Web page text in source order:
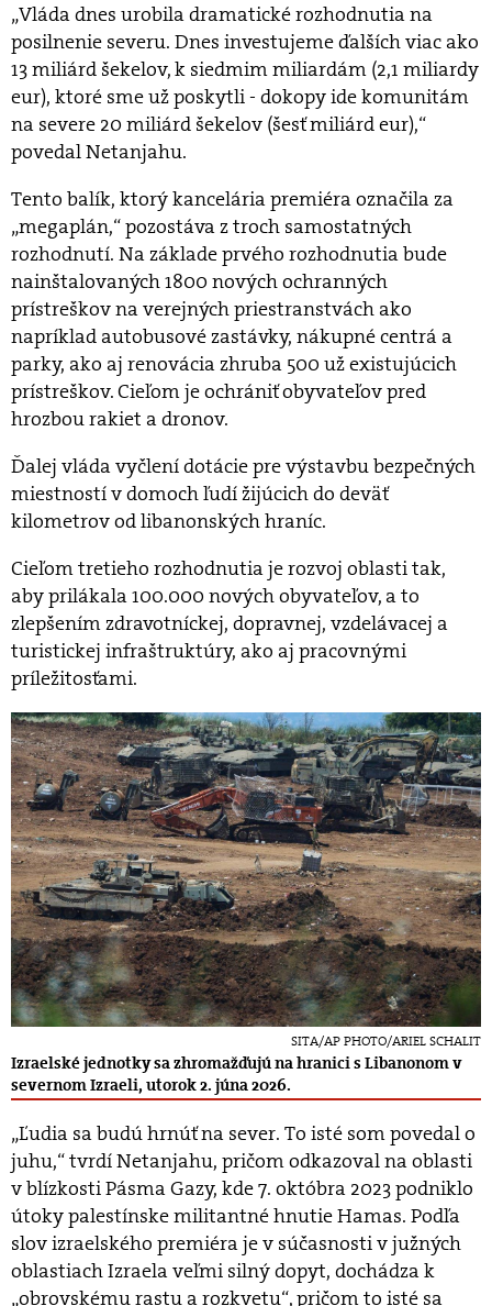
„Vláda dnes urobila dramatické rozhodnutia na
posilnenie severu. Dnes investujeme ďalších viac ako
13 miliárd šekelov, k siedmim miliardám (2,1 miliardy
eur), ktoré sme už poskytli - dokopy ide komunitám
na severe 20 miliárd šekelov (šesť miliárd eur),“
povedal Netanjahu.
Tento balík, ktorý kancelária premiéra označila za
„megaplán,“ pozostáva z troch samostatných
rozhodnutí. Na základe prvého rozhodnutia bude
nainštalovaných 1800 nových ochranných
prístreškov na verejných priestranstvách ako
napríklad autobusové zastávky, nákupné centrá a
parky, ako aj renovácia zhruba 500 už existujúcich
prístreškov. Cieľom je ochrániť obyvateľov pred
hrozbou rakiet a dronov.
Ďalej vláda vyčlení dotácie pre výstavbu bezpečných
miestností v domoch ľudí žijúcich do deväť
kilometrov od libanonských hraníc.
Cieľom tretieho rozhodnutia je rozvoj oblasti tak,
aby prilákala 100.000 nových obyvateľov, a to
zlepšením zdravotníckej, dopravnej, vzdelávacej a
turistickej infraštruktúry, ako aj pracovnými
príležitosťami.
SITA/AP PHOTO/ARIEL SCHALIT
Izraelské jednotky sa zhromažďujú na hranici s Libanonom v
severnom Izraeli, utorok 2. júna 2026.
„Ľudia sa budú hrnúť na sever. To isté som povedal o
juhu,“ tvrdí Netanjahu, pričom odkazoval na oblasti
v blízkosti Pásma Gazy, kde 7. októbra 2023 podniklo
útoky palestínske militantné hnutie Hamas. Podľa
slov izraelského premiéra je v súčasnosti v južných
oblastiach Izraela veľmi silný dopyt, dochádza k
„obrovskému rastu a rozkvetu“, pričom to isté sa